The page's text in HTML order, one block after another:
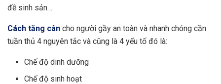
đề sinh sản…
Cách tăng cân cho người gầy an toàn và nhanh chóng cần
tuần thủ 4 nguyên tắc và cũng là 4 yếu tố đó là:
Chế độ dinh dưỡng
Chế độ sinh hoạt